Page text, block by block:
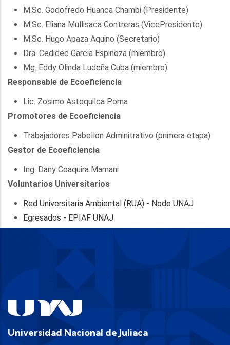
M.Sc. Godofredo Huanca Chambi (Presidente)
M.Sc. Eliana Mullisaca Contreras (VicePresidente)
M.Sc. Hugo Apaza Aquino (Secretario)
Dra. Cedidec Garcia Espinoza (miembro)
Mg. Eddy Olinda Ludeña Cuba (miembro)
Responsable de Ecoeficiencia
Lic. Zosimo Astoquilca Poma
Promotores de Ecoeficiencia
Trabajadores Pabellon Adminitrativo (primera etapa)
Gestor de Ecoeficiencia
Ing. Dany Coaquira Mamani
Voluntarios Universitarios
Red Universitaria Ambiental (RUA) - Nodo UNAJ
Egresados - EPIAF UNAJ
Universidad Nacional de Juliaca